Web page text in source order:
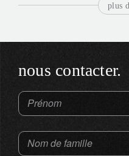
plus
nous contacter.
Prénom
Nom de famille